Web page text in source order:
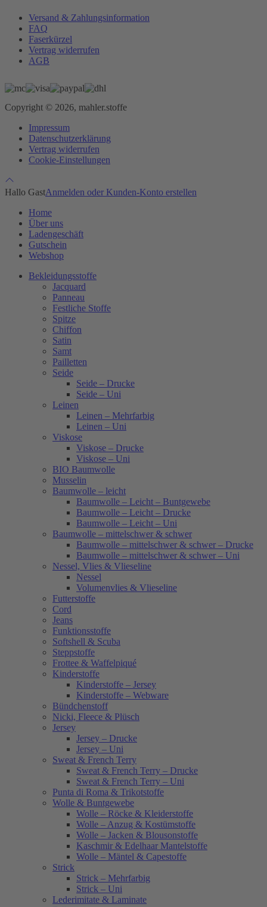
Versand & Zahlungsinformation
FAQ
Faserkürzel
Vertrag widerrufen
AGB
Copyright © 2026, mahler.stoffe
Impressum
Datenschutzerklärung
Vertrag widerrufen
Cookie-Einstellungen
Hallo GastAnmelden oder Kunden-Konto erstellen
Home
Über uns
Ladengeschäft
Gutschein
Webshop
Bekleidungsstoffe
Jacquard
Panneau
Festliche Stoffe
Spitze
Chiffon
Satin
Samt
Pailletten
Seide
Seide – Drucke
Seide – Uni
Leinen
Leinen – Mehrfarbig
Leinen – Uni
Viskose
Viskose – Drucke
Viskose – Uni
BIO Baumwolle
Musselin
Baumwolle – leicht
Baumwolle – Leicht – Buntgewebe
Baumwolle – Leicht – Drucke
Baumwolle – Leicht – Uni
Baumwolle – mittelschwer & schwer
Baumwolle – mittelschwer & schwer – Drucke
Baumwolle – mittelschwer & schwer – Uni
Nessel, Vlies & Vlieseline
Nessel
Volumenvlies & Vlieseline
Futterstoffe
Cord
Jeans
Funktionsstoffe
Softshell & Scuba
Steppstoffe
Frottee & Waffelpiqué
Kinderstoffe
Kinderstoffe – Jersey
Kinderstoffe – Webware
Bündchenstoff
Nicki, Fleece & Plüsch
Jersey
Jersey – Drucke
Jersey – Uni
Sweat & French Terry
Sweat & French Terry – Drucke
Sweat & French Terry – Uni
Punta di Roma & Trikotstoffe
Wolle & Buntgewebe
Wolle – Röcke & Kleiderstoffe
Wolle – Anzug & Kostümstoffe
Wolle – Jacken & Blousonstoffe
Kaschmir & Edelhaar Mantelstoffe
Wolle – Mäntel & Capestoffe
Strick
Strick – Mehrfarbig
Strick – Uni
Lederimitate & Laminate